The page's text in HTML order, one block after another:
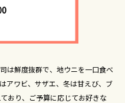
は鮮度抜群で、地ウニを一口食べ
アワビ、サザエ、冬は甘えび、ブ
おり、ご予算に応じてお好きな